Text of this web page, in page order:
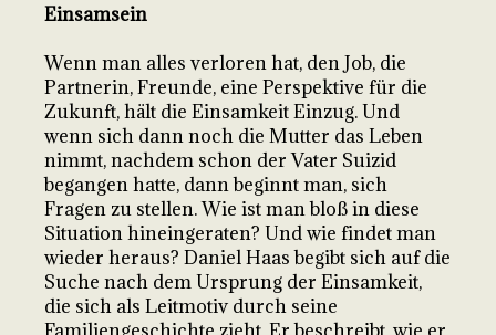
Einsamsein
Wenn man alles verloren hat, den Job, die
Partnerin, Freunde, eine Perspektive für die
Zukunft, hält die Einsamkeit Einzug. Und
wenn sich dann noch die Mutter das Leben
nimmt, nachdem schon der Vater Suizid
begangen hatte, dann beginnt man, sich
Fragen zu stellen. Wie ist man bloß in diese
Situation hineingeraten? Und wie findet man
wieder heraus? Daniel Haas begibt sich auf die
Suche nach dem Ursprung der Einsamkeit,
die sich als Leitmotiv durch seine